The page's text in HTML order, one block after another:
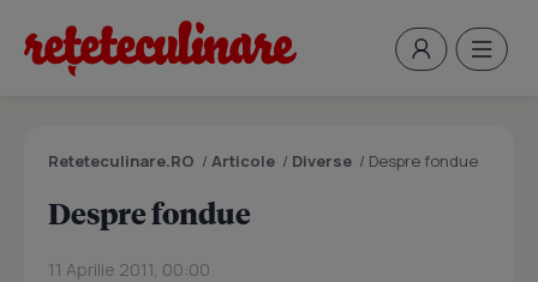
Reteteculinare.RO / Articole / Diverse / Despre fondue
Despre fondue
11 Aprilie 2011, 00:00